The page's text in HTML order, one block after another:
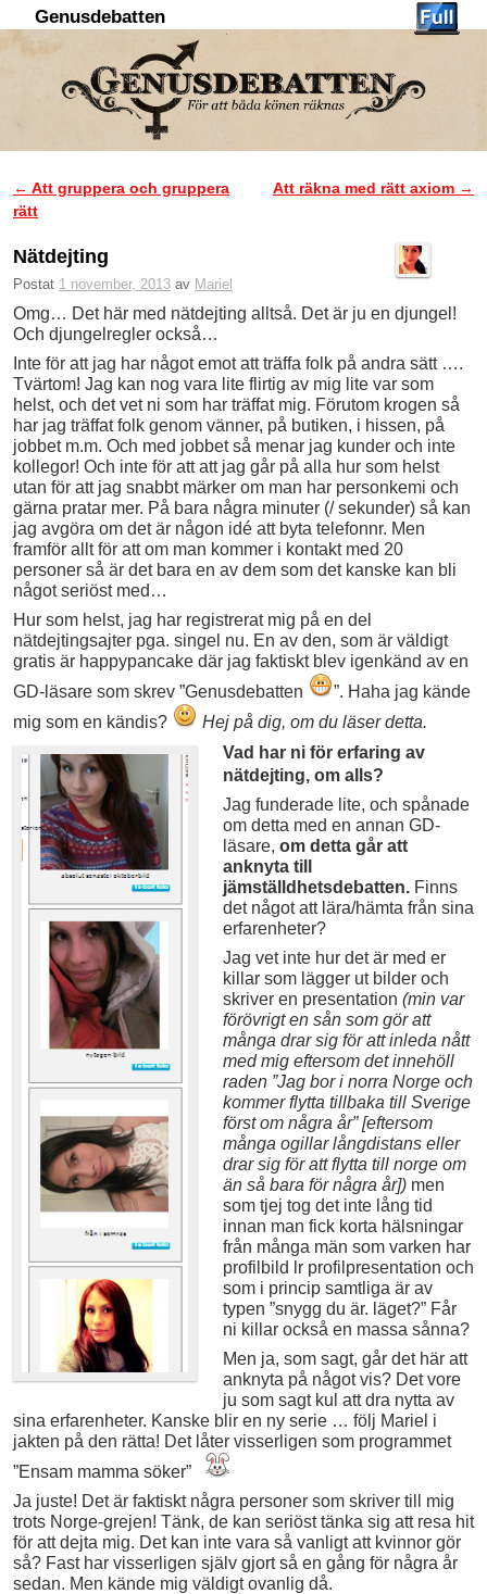
Genusdebatten
Inläggsnavigering
← Att gruppera och gruppera
rätt
Att räkna med rätt axiom →
Nätdejting
Postat 1 november, 2013 av Mariel
Omg… Det här med nätdejting alltså. Det är ju en djungel!
Och djungelregler också…
Inte för att jag har något emot att träffa folk på andra sätt ….
Tvärtom! Jag kan nog vara lite flirtig av mig lite var som
helst, och det vet ni som har träffat mig. Förutom krogen så
har jag träffat folk genom vänner, på butiken, i hissen, på
jobbet m.m. Och med jobbet så menar jag kunder och inte
kollegor! Och inte för att att jag går på alla hur som helst
utan för att jag snabbt märker om man har personkemi och
gärna pratar mer. På bara några minuter (/ sekunder) så kan
jag avgöra om det är någon idé att byta telefonnr. Men
framför allt för att om man kommer i kontakt med 20
personer så är det bara en av dem som det kanske kan bli
något seriöst med…
Hur som helst, jag har registrerat mig på en del
nätdejtingsajter pga. singel nu. En av den, som är väldigt
gratis är happypancake där jag faktiskt blev igenkänd av en
GD-läsare som skrev ”Genusdebatten
”. Haha jag kände
mig som en kändis?
Hej på dig, om du läser detta.
Vad har ni för erfaring av
nätdejting, om alls?
Jag funderade lite, och spånade
om detta med en annan GD-
läsare, om detta går att
anknyta till
jämställdhetsdebatten. Finns
det något att lära/hämta från sina
erfarenheter?
Jag vet inte hur det är med er
killar som lägger ut bilder och
skriver en presentation (min var
förövrigt en sån som gör att
många drar sig för att inleda nått
med mig eftersom det innehöll
raden ”Jag bor i norra Norge och
kommer flytta tillbaka till Sverige
först om några år” [eftersom
många ogillar långdistans eller
drar sig för att flytta till norge om
än så bara för några år]) men
som tjej tog det inte lång tid
innan man fick korta hälsningar
från många män som varken har
profilbild lr profilpresentation och
som i princip samtliga är av
typen ”snygg du är. läget?” Får
ni killar också en massa sånna?
Men ja, som sagt, går det här att
anknyta på något vis? Det vore
ju som sagt kul att dra nytta av
sina erfarenheter. Kanske blir en ny serie … följ Mariel i
jakten på den rätta! Det låter visserligen som programmet
”Ensam mamma söker”
Ja juste! Det är faktiskt några personer som skriver till mig
trots Norge-grejen! Tänk, de kan seriöst tänka sig att resa hit
för att dejta mig. Det kan inte vara så vanligt att kvinnor gör
så? Fast har visserligen själv gjort så en gång för några år
sedan. Men kände mig väldigt ovanlig då.